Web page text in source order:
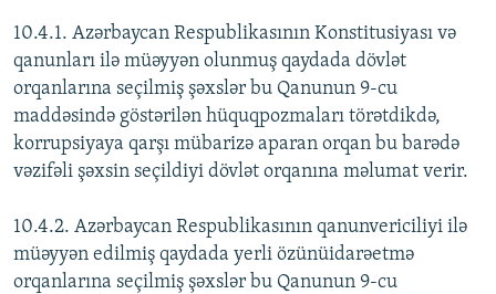
10.4.1. Azərbaycan Respublikasının Konstitusiyası və
qanunları ilə müəyyən olunmuş qaydada dövlət
orqanlarına seçilmiş şəxslər bu Qanunun 9-cu
maddəsində göstərilən hüquqpozmaları törətdikdə,
korrupsiyaya qarşı mübarizə aparan orqan bu barədə
vəzifəli şəxsin seçildiyi dövlət orqanına məlumat verir.
10.4.2. Azərbaycan Respublikasının qanunvericiliyi ilə
müəyyən edilmiş qaydada yerli özünüidarəetmə
orqanlarına seçilmiş şəxslər bu Qanunun 9-cu